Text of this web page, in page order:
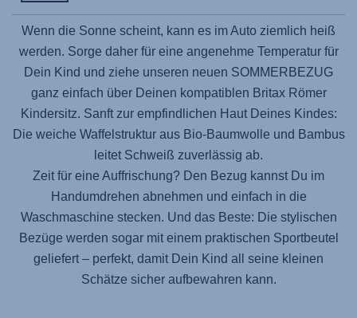
Wenn die Sonne scheint, kann es im Auto ziemlich heiß
werden. Sorge daher für eine angenehme Temperatur für
Dein Kind und ziehe unseren neuen SOMMERBEZUG
ganz einfach über Deinen kompatiblen Britax Römer
Kindersitz. Sanft zur empfindlichen Haut Deines Kindes:
Die weiche Waffelstruktur aus Bio-Baumwolle und Bambus
leitet Schweiß zuverlässig ab.
Zeit für eine Auffrischung? Den Bezug kannst Du im
Handumdrehen abnehmen und einfach in die
Waschmaschine stecken. Und das Beste: Die stylischen
Bezüge werden sogar mit einem praktischen Sportbeutel
geliefert – perfekt, damit Dein Kind all seine kleinen
Schätze sicher aufbewahren kann.